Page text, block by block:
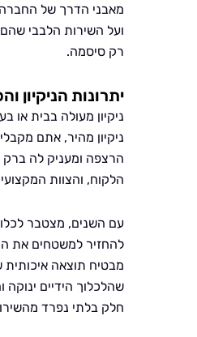
מאבני הדרך של
ועל השירות הלבבי
רק סיסמה.
יתרונות הניקיון
ניקיון מעולה בבית
ניקיון מהיר, אתם
הרצפה ומעניק לה ברק
הלקוח, והצוות
עם השנים, מצטבר
להחזיר למשטחים את
מבטיח תוצאה
שהלכלוך הידיים
חלק בלתי נפרד